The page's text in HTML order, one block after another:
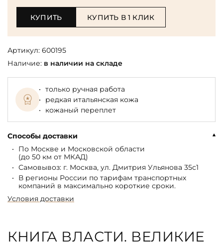
КУПИТЬ КУПИТЬ В 1 КЛИК
Артикул: 600195
Наличие: в наличии на складе
только ручная работа
редкая итальянская кожа
кожаный переплет
Способы доставки
По Москве и Московской области
(до 50 км от МКАД)
Самовывоз: г. Москва, ул. Дмитрия Ульянова 35с1
В регионы России по тарифам транспортных
компаний в максимально короткие сроки.
Условия доставки
КНИГА ВЛАСТИ. ВЕЛИКИЕ